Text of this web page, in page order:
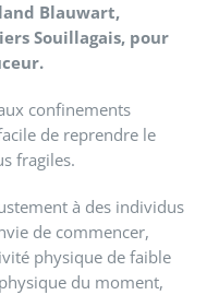
Blauwart,
Souillagais, pour
confinements
de reprendre le
fragiles.
à des individus
de commencer,
physique de faible
du moment,